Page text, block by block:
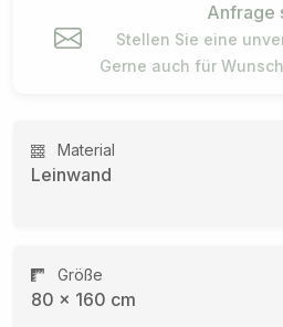
Anfrage
Stellen Sie eine
Gerne auch für
Material
Leinwand
Größe
80 × 160 cm